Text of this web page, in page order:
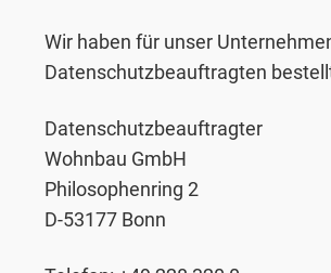
Wir haben für unser
Datenschutzbeauftragten
Datenschutzbeauftragter
Wohnbau GmbH
Philosophenring 2
D-53177 Bonn